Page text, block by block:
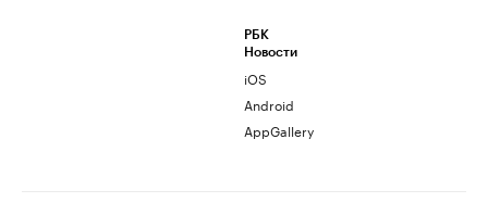
РБК
Новости
iOS
Android
AppGallery